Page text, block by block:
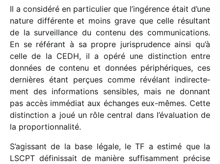
Il a consi­déré en parti­cu­lier que l’ingérence était d’une
nature diffé­rente et moins grave que celle résul­tant
de la surveillance du contenu des commu­ni­ca­tions.
En se réfé­rant à sa propre juris­pru­dence ainsi qu’à
celle de la CEDH, il a opéré une distinc­tion entre
données de contenu et données péri­phé­riques, ces
dernières étant perçues comme révé­lant indi­rec­te­
ment des infor­ma­tions sensibles, mais ne donnant
pas accès immé­diat aux échanges eux-mêmes. Cette
distinc­tion a joué un rôle central dans l’évaluation de
la proportionnalité.
S’agissant de la base légale, le TF a estimé que la
LSCPT défi­nis­sait de manière suffi­sam­ment précise